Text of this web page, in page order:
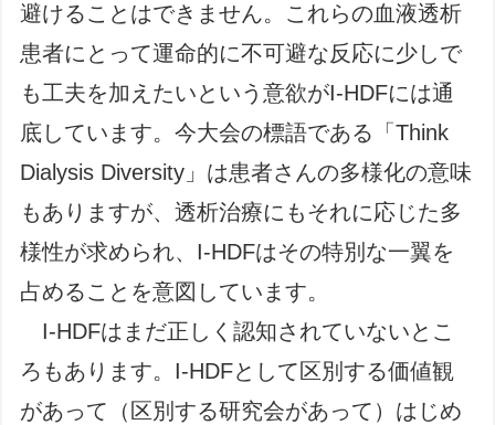
避けることはできません。これらの血液透析
患者にとって運命的に不可避な反応に少しで
も工夫を加えたいという意欲がI-HDFには通
底しています。今大会の標語である「Think
Dialysis Diversity」は患者さんの多様化の意味
もありますが、透析治療にもそれに応じた多
様性が求められ、I-HDFはその特別な一翼を
占めることを意図しています。
I-HDFはまだ正しく認知されていないとこ
ろもあります。I-HDFとして区別する価値観
があって（区別する研究会があって）はじめ